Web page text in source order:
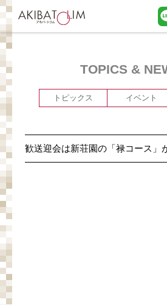
TOPICS &
トピックス イベント
歓送迎会は新荘園の「禄コース」